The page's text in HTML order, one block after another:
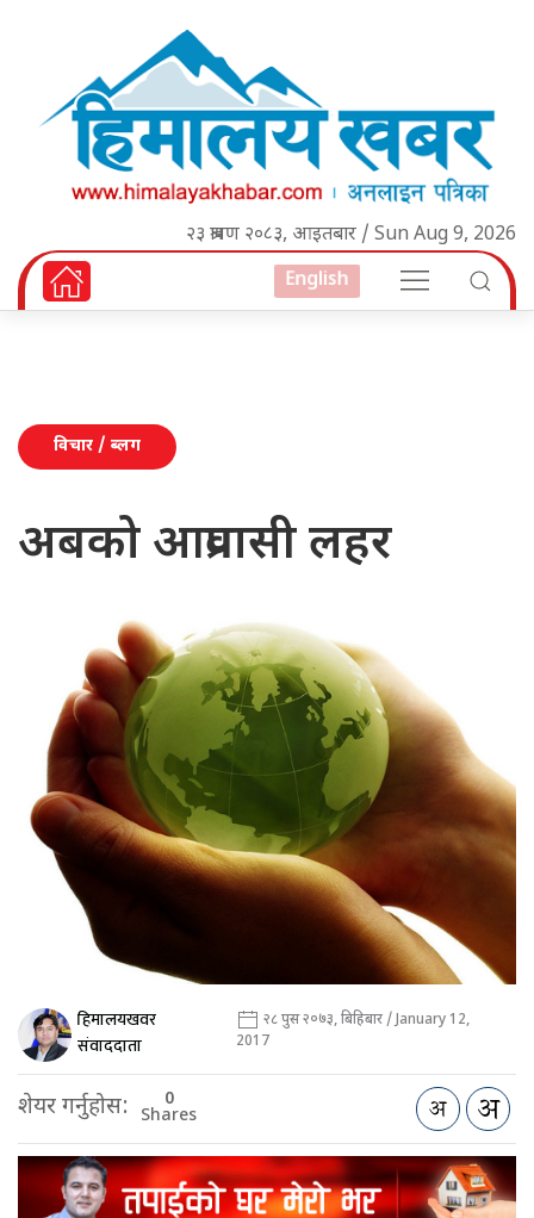
२३ श्रावण २०८३, आइतबार / Sun Aug 9, 2026
English
विचार / ब्लग
अबको आप्रवासी लहर
हिमालयखवर
संवाददाता
२८ पुस २०७३, बिहिबार / January 12,
2017
शेयर गर्नुहोस: 0
Shares